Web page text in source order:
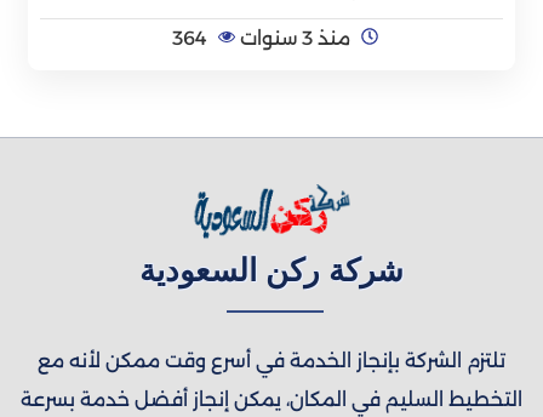
منذ 3 سنوات 364
شركة ركن السعودية
تلتزم الشركة بإنجاز الخدمة في أسرع وقت ممكن لأنه مع
التخطيط السليم في المكان، يمكن إنجاز أفضل خدمة بسرعة